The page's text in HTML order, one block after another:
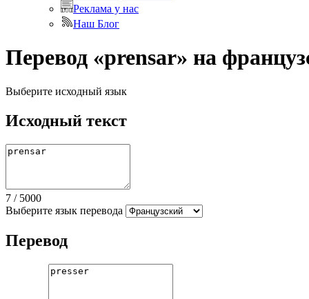
Реклама у нас
Наш Блог
Перевод «prensar» на
Выберите исходный язык
Исходный текст
7 / 5000
Выберите язык перевода
Перевод